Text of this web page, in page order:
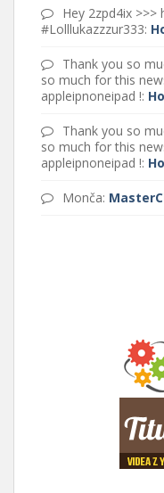
Hey 2zpd4ix
#Lolllukazzzur333:
Thank you so
so much for this
appleipnoneipad !:
Thank you so
so much for this
appleipnoneipad !:
Monča: